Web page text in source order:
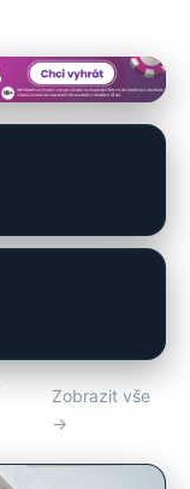
Zobrazit vše
→